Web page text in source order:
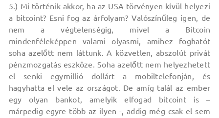
5.) Mi történik akkor, ha az USA törvényen kívül helyezi
a bitcoint? Esni fog az árfolyam? Valószínűleg igen, de
nem a végtelenségig, mivel a Bitcoin
mindenféleképpen valami olyasmi, amihez foghatót
soha azelőtt nem láttunk. A közvetlen, abszolút privát
pénzmozgatás eszköze. Soha azelőtt nem helyezhetett
el senki egymillió dollárt a mobiltelefonján, és
hagyhatta el vele az országot. De amíg talál az ember
egy olyan bankot, amelyik elfogad bitcoint is –
márpedig egyre több az ilyen -, addig még csak el sem